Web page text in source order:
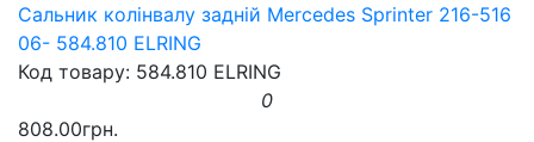
Сальник колінвалу задній Mercedes Sprinter 216-516
06- 584.810 ELRING
Код товару: 584.810 ELRING
0
808.00грн.